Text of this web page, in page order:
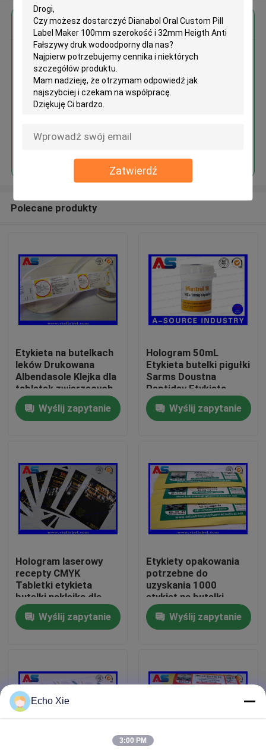
Zatwierdź
Dom
O nas
Wycieczka po fabryce
Kontrola jakości
Skontaktuj się z nami
Poprosić o wycenę
10ml Fiolka Skrzynki
Etykiety na małe butelki
Uzyskaj najlepszą cenę za
Dianabol Oral Custom Pill Label
Maker 100mm szerokość i
32mm Heigth Anti Fałszywy druk
wodoodporny
Polecane produkty
Etykieta na butelkach
leków Drukowana
Albendasole Klejka dla
tabletek zwierzęcych
Etykieta na butelkach
dla owiec i kóz
Wyślij zapytanie
Hologram 50mL
Etykieta butelki pigułki
Sarms Doustna
Peptidey Etykieta
naklejki fiolki / Etykiety
spersonalizowane
butelki
Wyślij zapytanie
Hologram laserowy
recepty CMYK
Tabletki etykieta
butelki naklejka dla
butelki / torebki
Wyślij zapytanie
Etykiety opakowania
potrzebne do
uzyskania 1000
etykiet na butelki
tabletek w
opakowaniach
kapsułek medycznych
Wyślij zapytanie
Echo Xie
3:00 PM